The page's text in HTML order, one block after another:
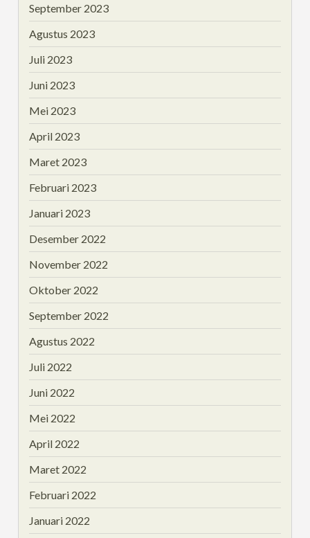
September 2023
Agustus 2023
Juli 2023
Juni 2023
Mei 2023
April 2023
Maret 2023
Februari 2023
Januari 2023
Desember 2022
November 2022
Oktober 2022
September 2022
Agustus 2022
Juli 2022
Juni 2022
Mei 2022
April 2022
Maret 2022
Februari 2022
Januari 2022